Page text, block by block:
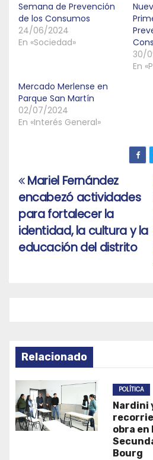
Semana de Prevención
de los Consumos
24/06/2024
En «Sociedad»
30/
En
Mercado Merlense en
Parque San Martín
02/07/2024
En «Interés General»
Navegación
de
entradas
Mariel Fernández
encabezó actividades
para fortalecer la
identidad, la cultura y la
educación del distrito
Relacionado
POLÍTICA
Nardini
obra en
Bourg